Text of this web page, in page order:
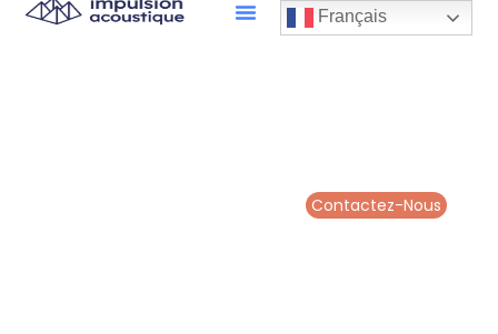
Contactez-Nous
Français